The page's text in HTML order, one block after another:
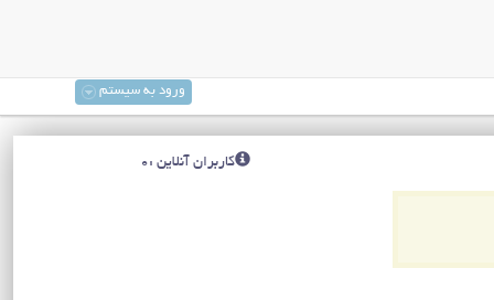
ورود به سیستم
کاربران آنلاین :0